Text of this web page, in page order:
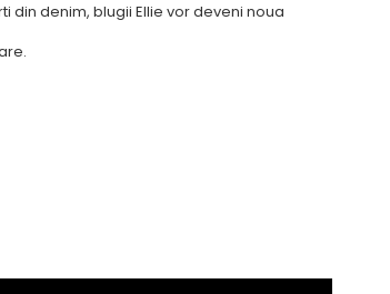
din denim, blugii Ellie vor deveni noua